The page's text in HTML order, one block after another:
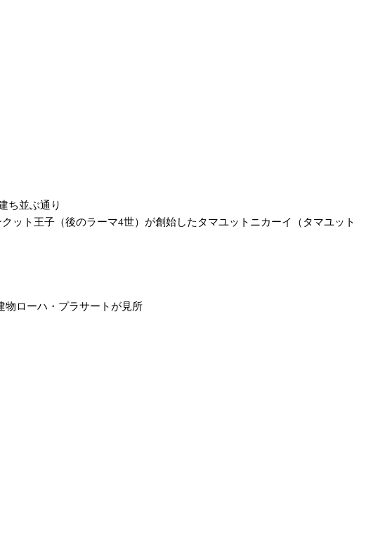
ち並ぶ通り
ット王子（後のラーマ4世）が創始したタマユットニカーイ（タマユット
物ローハ・プラサートが見所